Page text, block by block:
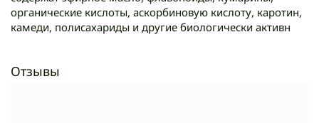
органические кислоты, аскорбиновую кислоту, каротин,
камеди, полисахариды и другие биологически активн
Отзывы